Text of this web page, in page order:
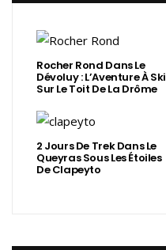
Rocher Rond Dans Le
Dévoluy : L’Aventure À Ski
Sur Le Toit De La Drôme
2 Jours De Trek Dans Le
Queyras Sous Les Étoiles
De Clapeyto